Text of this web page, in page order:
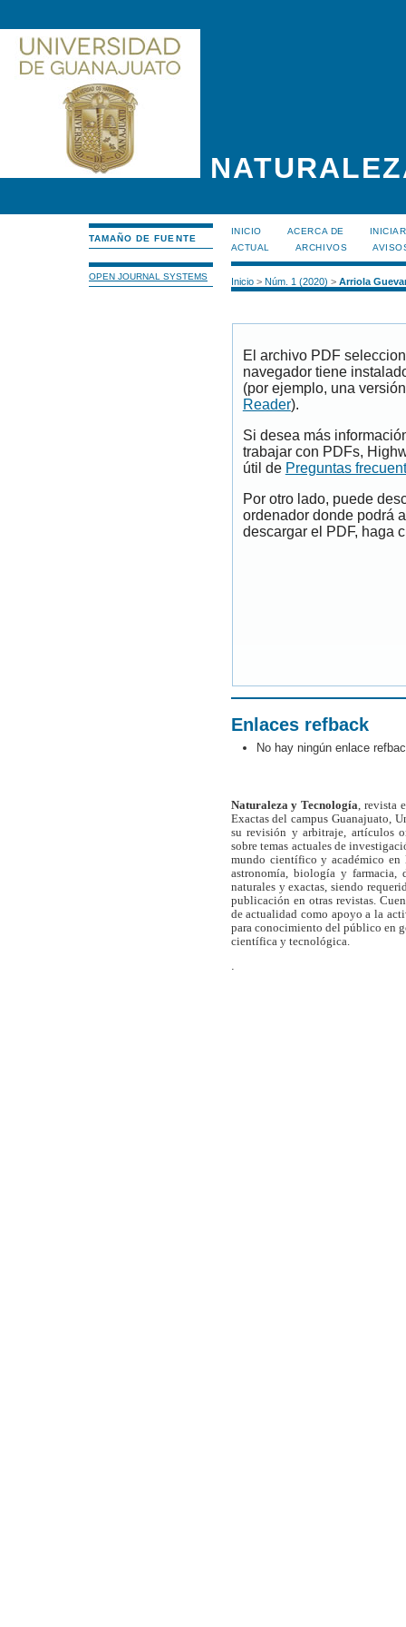
TAMAÑO DE FUENTE
OPEN JOURNAL SYSTEMS
INICIO ACERCA DE
ACTUAL
ARCHIVOS
Inicio> Núm. 1 (2020) > Arriola
El archivo PDF
navegador tiene
(por ejemplo, una
Reader).
Si desea más
trabajar con PDFs,
útil de Preguntas
Por otro lado, puede
ordenador donde podrá
descargar el PDF, haga
Enlaces refback
No hay ningún enlace
Naturaleza y Tecnología, revista
Exactas del campus Guanajuato,
su revisión y arbitraje, artículos
sobre temas actuales de
mundo científico y académico en
astronomía, biología y farmacia,
naturales y exactas, siendo
publicación en otras revistas.
de actualidad como apoyo a la
para conocimiento del público en
científica y tecnológica.
.